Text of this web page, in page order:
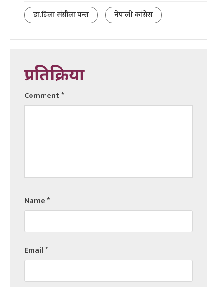
डा.डिला संग्रौला पन्त
नेपाली कांग्रेस
प्रतिक्रिया
Comment*
Name*
Email*